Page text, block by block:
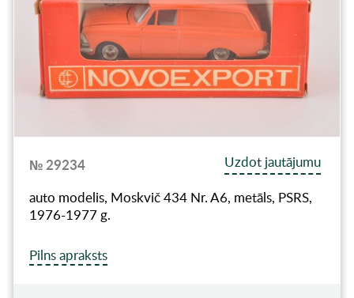
№ 29234
Uzdot jautājumu
auto modelis, Moskvič 434 Nr. A6, metāls, PSRS,
1976-1977 g.
Pilns apraksts